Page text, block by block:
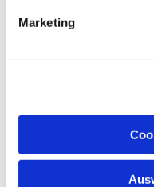
Marketing